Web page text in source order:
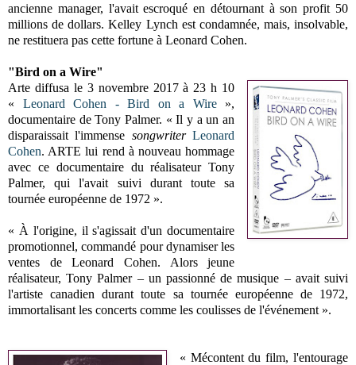
ancienne manager, l'avait escroqué en détournant à son profit 50
millions de dollars. Kelley Lynch est condamnée, mais, insolvable,
ne restituera pas cette fortune à Leonard Cohen.
"Bird on a Wire"
Arte diffusa le 3 novembre 2017 à 23 h 10
« Leonard Cohen - Bird on a Wire»,
documentaire de Tony Palmer. « Il y a un an
disparaissait l'immense songwriterLeonard
Cohen. ARTE lui rend à nouveau hommage
avec ce documentaire du réalisateur Tony
Palmer, qui l'avait suivi durant toute sa
tournée européenne de 1972 ».
« À l'origine, il s'agissait d'un documentaire
promotionnel, commandé pour dynamiser les
ventes de Leonard Cohen. Alors jeune
réalisateur, Tony Palmer – un passionné de musique – avait suivi
l'artiste canadien durant toute sa tournée européenne de 1972,
immortalisant les concerts comme les coulisses de l'événement ».
« Mécontent du film, l'entourage